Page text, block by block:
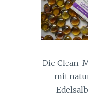
Die Clean-
mit